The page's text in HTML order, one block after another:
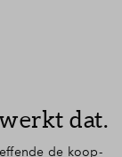
dat.
de koop-